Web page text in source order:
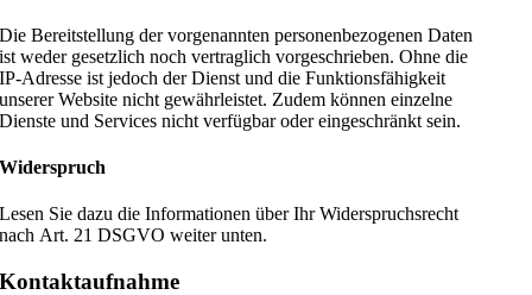
Die Bereitstellung der vorgenannten personenbezogenen Daten
ist weder gesetzlich noch vertraglich vorgeschrieben. Ohne die
IP-Adresse ist jedoch der Dienst und die Funktionsfähigkeit
unserer Website nicht gewährleistet. Zudem können einzelne
Dienste und Services nicht verfügbar oder eingeschränkt sein.
Widerspruch
Lesen Sie dazu die Informationen über Ihr Widerspruchsrecht
nach Art. 21 DSGVO weiter unten.
Kontaktaufnahme